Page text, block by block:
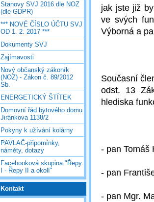
Stanovy SVJ 2016 dle NOZ
(dle GDPR)
*** NOVÉ ČÍSLO ÚČTU SVJ
OD 1. 2. 2017 ***
Dokumenty SVJ
Zajímavosti
Nový občanský zákoník
(NOZ) - Zákon č. 89/2012
Sb.
ENERGETICKÝ ŠTÍTEK
Domovní řád bytového domu
Jiránkova 1138/2
Pokyny k užívání kolárny
PAVLAČ-připomínky,
náměty, dotazy
Facebooková skupina "Řepy
I - Řepy II a okolí"
Kontakt
jak jste již
ve svých
Výborná a
Současní
odst. 13
hlediska
- pan
- pan
- pan Mgr.